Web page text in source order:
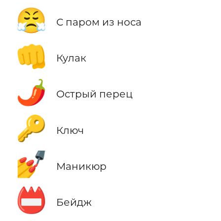
😤 С паром из носа
👊 Кулак
🌶️ Острый перец
🔑 Ключ
💅 Маникюр
📛 Бейдж